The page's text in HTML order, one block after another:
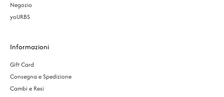
Negozio
yoURBS
Informazioni
Gift Card
Consegna e Spedizione
Cambi e Resi